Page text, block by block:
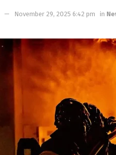
November 29, 2025 6:42 pm in